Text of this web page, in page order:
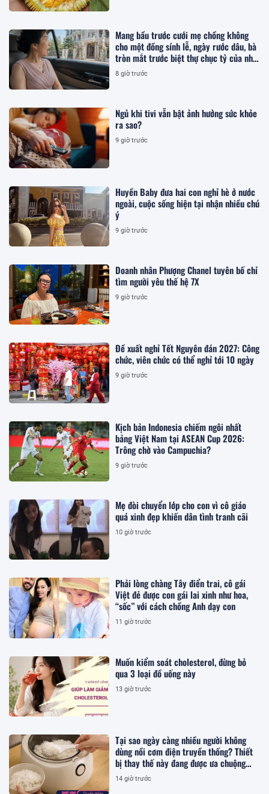
Mang bầu trước cưới mẹ chồng không
cho một đồng sính lễ, ngày rước dâu, bà
tròn mắt trước biệt thự chục tỷ của nhà
tôi
8 giờ trước
Ngủ khi tivi vẫn bật ảnh hưởng sức khỏe
ra sao?
9 giờ trước
Huyền Baby đưa hai con nghỉ hè ở nước
ngoài, cuộc sống hiện tại nhận nhiều chú
ý
9 giờ trước
Doanh nhân Phượng Chanel tuyên bố chỉ
tìm người yêu thế hệ 7X
9 giờ trước
Đề xuất nghỉ Tết Nguyên đán 2027: Công
chức, viên chức có thể nghỉ tới 10 ngày
9 giờ trước
Kịch bản Indonesia chiếm ngôi nhất
bảng Việt Nam tại ASEAN Cup 2026:
Trông chờ vào Campuchia?
9 giờ trước
Mẹ đòi chuyển lớp cho con vì cô giáo
quá xinh đẹp khiến dân tình tranh cãi
10 giờ trước
Phải lòng chàng Tây điển trai, cô gái
Việt đẻ được con gái lai xinh như hoa,
“sốc” với cách chồng Anh dạy con
11 giờ trước
Muốn kiểm soát cholesterol, đừng bỏ
qua 3 loại đồ uống này
13 giờ trước
Tại sao ngày càng nhiều người không
dùng nồi cơm điện truyền thống? Thiết
bị thay thế này đang được ưa chuộng
hơn
14 giờ trước